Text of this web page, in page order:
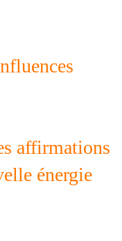
affirmations
énergie